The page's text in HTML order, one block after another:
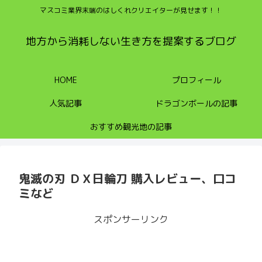
マスコミ業界末端のはしくれクリエイターが見せます！！
地方から消耗しない生き方を提案するブログ
HOME プロフィール
人気記事 ドラゴンボールの記事
おすすめ観光地の記事
鬼滅の刃 ＤＸ日輪刀 購入レビュー、口コ
ミなど
スポンサーリンク